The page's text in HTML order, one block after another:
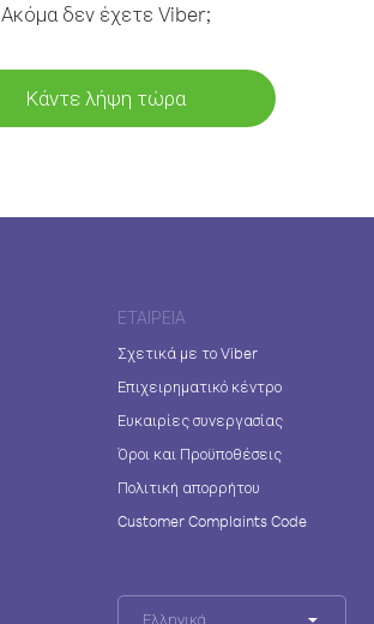
Ακόμα δεν έχετε Viber;
Κάντε λήψη τώρα
ΕΤΑΙΡΕΊΑ
Σχετικά με το Viber
Επιχειρηματικό κέντρο
Ευκαιρίες συνεργασίας
Όροι και Προϋποθέσεις
Πολιτική απορρήτου
Customer Complaints Code
Ελληνικά